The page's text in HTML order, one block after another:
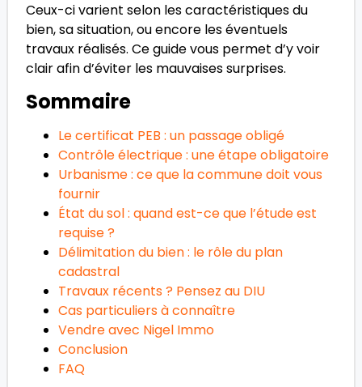
Ceux-ci varient selon les caractéristiques du
bien, sa situation, ou encore les éventuels
travaux réalisés. Ce guide vous permet d’y voir
clair afin d’éviter les mauvaises surprises.
Sommaire
Le certificat PEB : un passage obligé
Contrôle électrique : une étape obligatoire
Urbanisme : ce que la commune doit vous
fournir
État du sol : quand est-ce que l’étude est
requise ?
Délimitation du bien : le rôle du plan
cadastral
Travaux récents ? Pensez au DIU
Cas particuliers à connaître
Vendre avec Nigel Immo
Conclusion
FAQ